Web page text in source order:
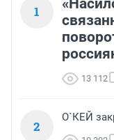
1
13 112
2
О`КЕЙ